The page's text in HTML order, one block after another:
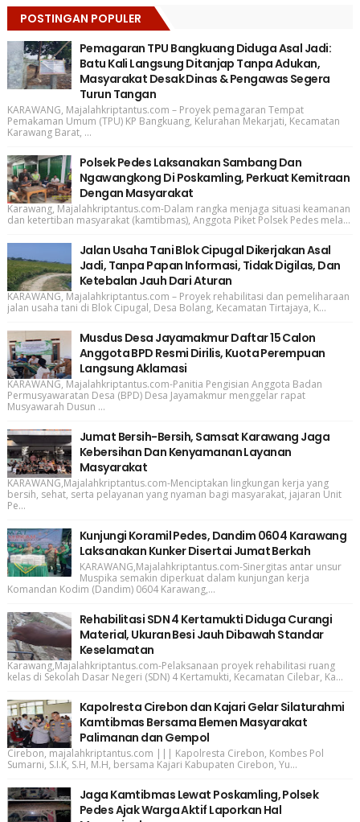
POSTINGAN POPULER
Pemagaran TPU Bangkuang Diduga Asal Jadi:
Batu Kali Langsung Ditanjap Tanpa Adukan,
Masyarakat Desak Dinas & Pengawas Segera
Turun Tangan
KARAWANG, Majalahkriptantus.com – Proyek pemagaran Tempat
Pemakaman Umum (TPU) KP Bangkuang, Kelurahan Mekarjati, Kecamatan
Karawang Barat, ...
Polsek Pedes Laksanakan Sambang Dan
Ngawangkong Di Poskamling, Perkuat Kemitraan
Dengan Masyarakat
Karawang, Majalahkriptantus.com-Dalam rangka menjaga situasi keamanan
dan ketertiban masyarakat (kamtibmas), Anggota Piket Polsek Pedes mela...
Jalan Usaha Tani Blok Cipugal Dikerjakan Asal
Jadi, Tanpa Papan Informasi, Tidak Digilas, Dan
Ketebalan Jauh Dari Aturan
KARAWANG, Majalahkriptantus.com – Proyek rehabilitasi dan pemeliharaan
jalan usaha tani di Blok Cipugal, Desa Bolang, Kecamatan Tirtajaya, K...
Musdus Desa Jayamakmur Daftar 15 Calon
Anggota BPD Resmi Dirilis, Kuota Perempuan
Langsung Aklamasi
KARAWANG, Majalahkriptantus.com-Panitia Pengisian Anggota Badan
Permusyawaratan Desa (BPD) Desa Jayamakmur menggelar rapat
Musyawarah Dusun ...
Jumat Bersih-Bersih, Samsat Karawang Jaga
Kebersihan Dan Kenyamanan Layanan
Masyarakat
KARAWANG,Majalahkriptantus.com-Menciptakan lingkungan kerja yang
bersih, sehat, serta pelayanan yang nyaman bagi masyarakat, jajaran Unit
Pe...
Kunjungi Koramil Pedes, Dandim 0604 Karawang
Laksanakan Kunker Disertai Jumat Berkah
KARAWANG,Majalahkriptantus.com-Sinergitas antar unsur
Muspika semakin diperkuat dalam kunjungan kerja
Komandan Kodim (Dandim) 0604 Karawang,...
Rehabilitasi SDN 4 Kertamukti Diduga Curangi
Material, Ukuran Besi Jauh Dibawah Standar
Keselamatan
Karawang,Majalahkriptantus.com-Pelaksanaan proyek rehabilitasi ruang
kelas di Sekolah Dasar Negeri (SDN) 4 Kertamukti, Kecamatan Cilebar, Ka...
Kapolresta Cirebon dan Kajari Gelar Silaturahmi
Kamtibmas Bersama Elemen Masyarakat
Palimanan dan Gempol
Cirebon, majalahkriptantus.com ||| Kapolresta Cirebon, Kombes Pol
Sumarni, S.I.K, S.H, M.H, bersama Kajari Kabupaten Cirebon, Yu...
Jaga Kamtibmas Lewat Poskamling, Polsek
Pedes Ajak Warga Aktif Laporkan Hal